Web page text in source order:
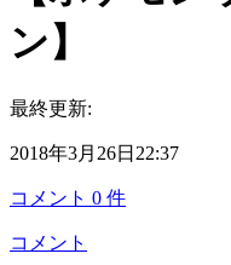
ン】
最終更新:
2018年3月26日22:37
コメント 0 件
コメント